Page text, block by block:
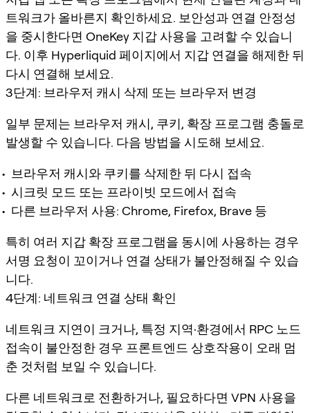
트워크가 올바른지 확인하세요. 보안성과 연결 안정성
을 중시한다면 OneKey 지갑 사용을 고려할 수 있습니
다. 이후 Hyperliquid 페이지에서 지갑 연결을 해제한 뒤
다시 연결해 보세요.
3단계: 브라우저 캐시 삭제 또는 브라우저 변경
일부 문제는 브라우저 캐시, 쿠키, 확장 프로그램 충돌로
발생할 수 있습니다. 다음 방법을 시도해 보세요.
브라우저 캐시와 쿠키를 삭제한 뒤 다시 접속
시크릿 모드 또는 프라이빗 모드에서 접속
다른 브라우저 사용: Chrome, Firefox, Brave 등
특히 여러 지갑 확장 프로그램을 동시에 사용하는 경우
서명 요청이 꼬이거나 연결 상태가 불안정해질 수 있습
니다.
4단계: 네트워크 연결 상태 확인
네트워크 지연이 크거나, 특정 지역·환경에서 RPC 노드
접속이 불안정한 경우 프론트엔드 상호작용이 오래 멈
춘 것처럼 보일 수 있습니다.
다른 네트워크로 전환하거나, 필요하다면 VPN 사용을